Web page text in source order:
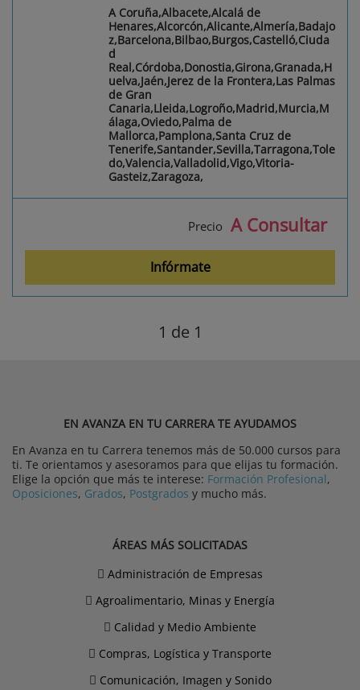
A Coruña,Albacete,Alcalá de
Henares,Alcorcón,Alicante,Almería,Badajo
z,Barcelona,Bilbao,Burgos,Castelló,Ciuda
d
Real,Córdoba,Donostia,Girona,Granada,H
uelva,Jaén,Jerez de la Frontera,Las Palmas
de Gran
Canaria,Lleida,Logroño,Madrid,Murcia,M
álaga,Oviedo,Palma de
Mallorca,Pamplona,Santa Cruz de
Tenerife,Santander,Sevilla,Tarragona,Tole
do,Valencia,Valladolid,Vigo,Vitoria-
Gasteiz,Zaragoza,
Precio A Consultar
Infórmate
1 de 1
EN AVANZA EN TU CARRERA TE AYUDAMOS
En Avanza en tu Carrera tenemos más de 50.000 cursos para
ti. Te orientamos y asesoramos para que elijas tu formación.
Elige la opción que más te interese: Formación Profesional,
Oposiciones, Grados, Postgrados y mucho más.
ÁREAS MÁS SOLICITADAS
Administración de Empresas
Agroalimentario, Minas y Energía
Calidad y Medio Ambiente
Compras, Logística y Transporte
Comunicación, Imagen y Sonido